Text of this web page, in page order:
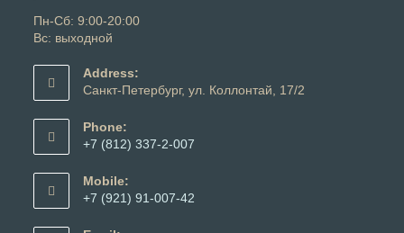
Пн-Сб: 9:00-20:00
Вс: выходной
Address:
Санкт-Петербург, ул. Коллонтай, 17/2
Phone:
+7 (812) 337-2-007
в
вашем
Mobile:
+7 (921) 91-007-42